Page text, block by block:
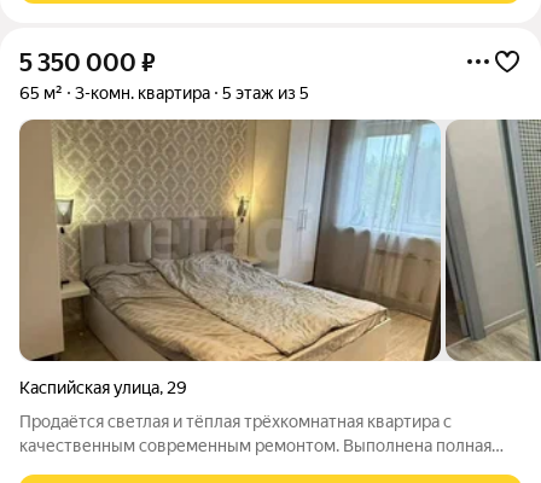
5 350 000 ₽
65 м² 3-комн. квартира 5 этаж из 5
Каспийская улица, 29
Продаётся светлая и тёплая трёхкомнатная квартира с
качественным современным ремонтом. Выполнена полная